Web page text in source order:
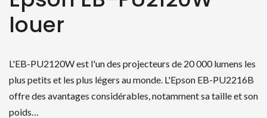
louer
L'EB-PU2120W est l'un des projecteurs de 20 000 lumens les
plus petits et les plus légers au monde. L'Epson EB-PU2216B
offre des avantages considérables, notamment sa taille et son
poids…